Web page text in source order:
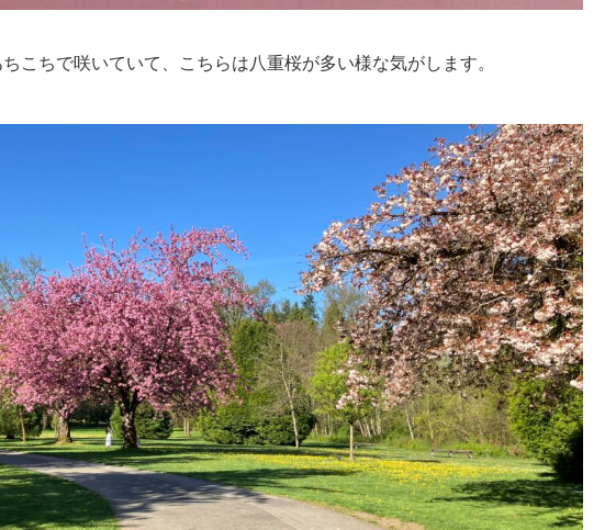
こちで咲いていて、こちらは八重桜が多い様な気がします。